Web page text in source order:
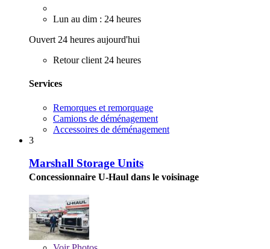
Lun au dim : 24 heures
Ouvert 24 heures aujourd'hui
Retour client 24 heures
Services
Remorques et remorquage
Camions de déménagement
Accessoires de déménagement
3
Marshall Storage Units
Concessionnaire U-Haul dans le voisinage